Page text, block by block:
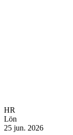
HR
Lön
25 jun. 2026